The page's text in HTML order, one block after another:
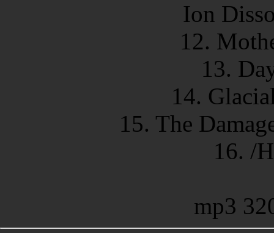
Ion
12.
13.
14.
15. The
16. /
mp3